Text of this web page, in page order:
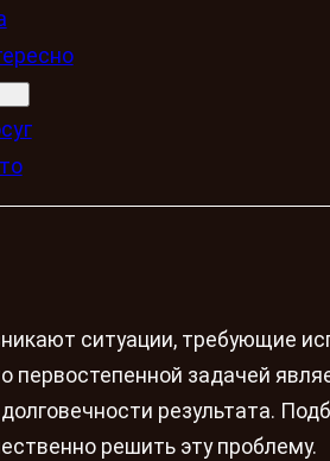
ситуации, требующие
задачей
результата.
решить эту проблему.